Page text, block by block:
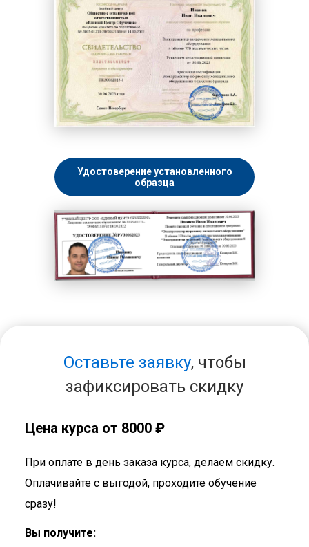
Удостоверение установленного
образца
Оставьте заявку, чтобы
зафиксировать скидку
Цена курса от 8000 ₽
При оплате в день заказа курса, делаем скидку.
Оплачивайте с выгодой, проходите обучение
сразу!
Вы получите: